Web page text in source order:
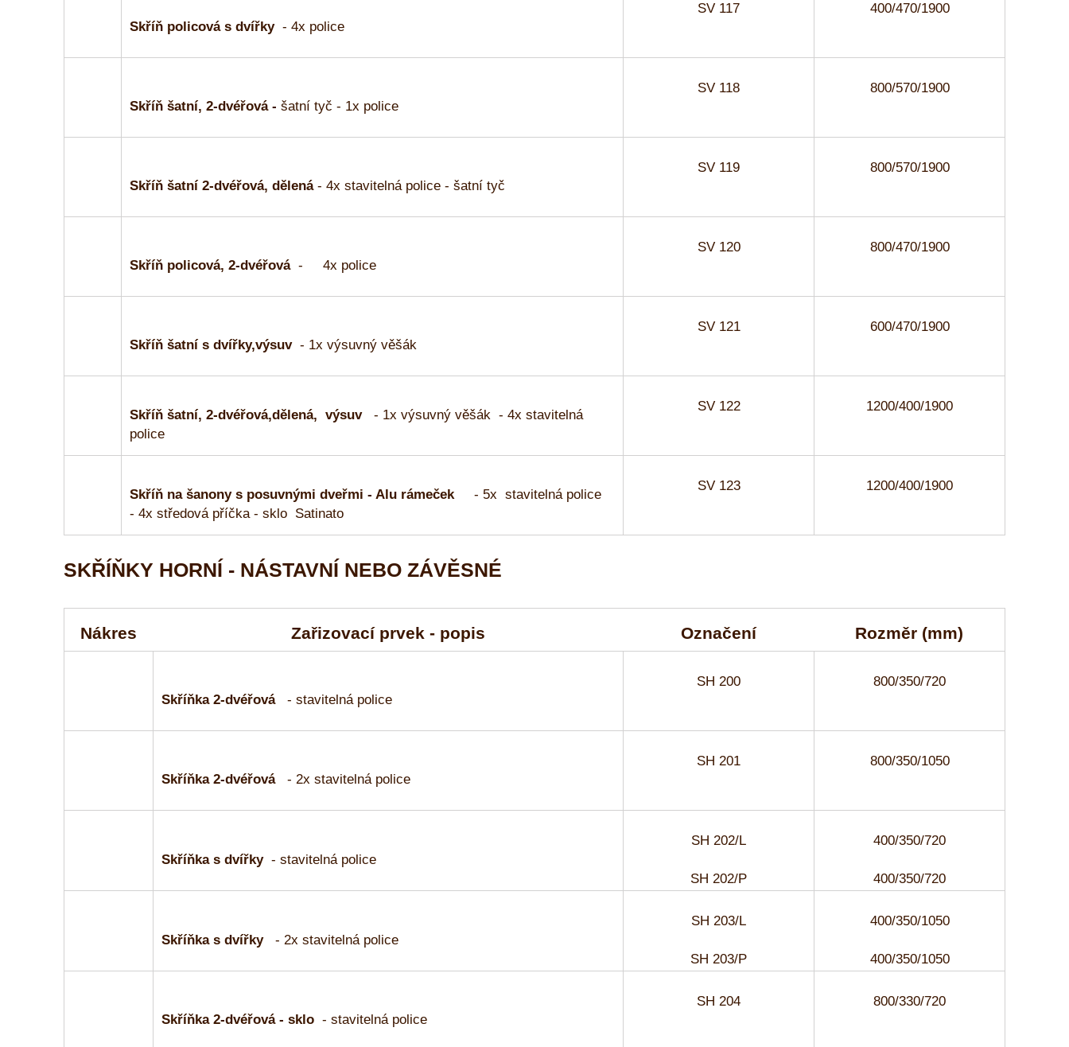
Skříň policová s dvířky - 4x police
SV 117 400/470/1900
Skříň šatní, 2-dvéřová - šatní tyč - 1x police
SV 118 800/570/1900
Skříň šatní 2-dvéřová, dělená - 4x stavitelná police - šatní tyč
SV 119 800/570/1900
Skříň policová, 2-dvéřová - 4x police
SV 120 800/470/1900
Skříň šatní s dvířky,výsuv - 1x výsuvný věšák
SV 121 600/470/1900
Skříň šatní, 2-dvéřová,dělená, výsuv
- 1x výsuvný věšák - 4x stavitelná
police
SV 122 1200/400/1900
Skříň na šanony s posuvnými dveřmi - Alu rámeček
- 5x stavitelná police
- 4x středová příčka - sklo Satinato
SV 123 1200/400/1900
SKŘÍŇKY HORNÍ - NÁSTAVNÍ NEBO ZÁVĚSNÉ
Nákres Zařizovací prvek - popis Označení Rozměr (mm)
Skříňka 2-dvéřová - stavitelná police
SH 200 800/350/720
Skříňka 2-dvéřová - 2x stavitelná police
SH 201 800/350/1050
Skříňka s dvířky - stavitelná police
SH 202/L
SH 202/P
400/350/720
400/350/720
Skříňka s dvířky - 2x stavitelná police
SH 203/L
SH 203/P
400/350/1050
400/350/1050
Skříňka 2-dvéřová - sklo - stavitelná police
SH 204 800/330/720